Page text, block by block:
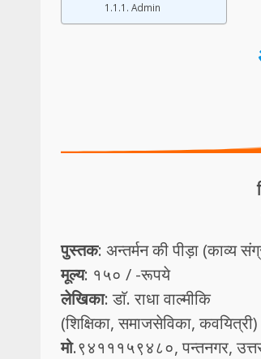
Admin
पुस्तक: अन्तर्मन की पीड़ा (काव्य
मूल्य: १५० / -रूपये
लेखिका: डाॅ. राधा वाल्मीकि
(शिक्षिका, समाजसेविका, कवयित्री)
मो.९४१११५९४८०, पन्तनगर,